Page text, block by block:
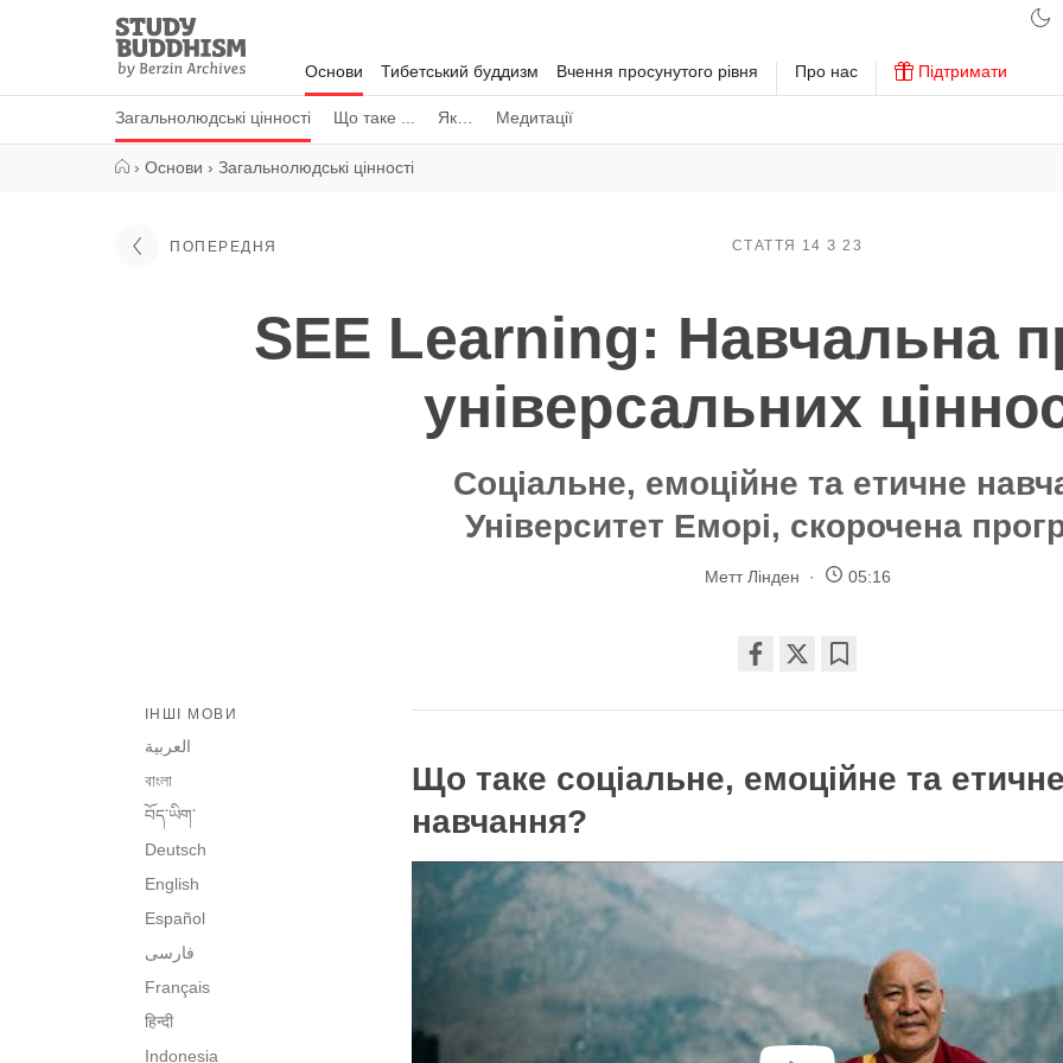
Study
Buddhism
Home
Основи
Загальнолюдські цінності Що таке ... Як… Медитації
Тибетський буддизм Вчення просунутого рівня Про нас Підтримати
› Основи › Загальнолюдські цінності
ПОПЕРЕДНЯ СТАТТЯ 14 З 23
SEE Learning: Навчальна
універсальних
Соціальне, емоційне та етичне
Університет Еморі, скорочена
Метт Лінден 05:16
on
ІНШІ МОВИ
العربية
বাংলা
བོད་ཡིག་
Deutsch
English
Español
فارسی
Français
हिन्दी
Indonesia
Що таке соціальне, емоційне та
навчання?